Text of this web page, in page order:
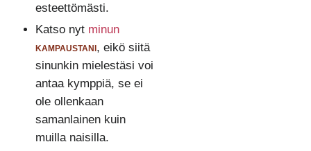
esteettömästi.
Katso nyt minun
kampaustani, eikö siitä
sinunkin mielestäsi voi
antaa kymppiä, se ei
ole ollenkaan
samanlainen kuin
muilla naisilla.